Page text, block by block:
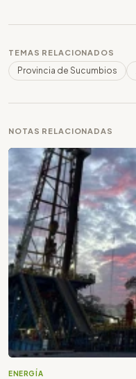
TEMAS RELACIONADOS
Provincia de Sucumbios
NOTAS RELACIONADAS
ENERGÍA